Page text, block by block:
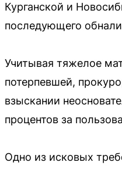
Курганской и
последующего
Учитывая тяжелое
потерпевшей,
взыскании
процентов за
Одно из исковых